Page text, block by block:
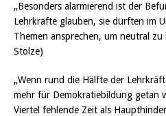
„Besonders alarmierend ist der
Lehrkräfte glauben, sie dürften im
Themen ansprechen, um neutral zu
Stolze)
„Wenn rund die Hälfte der
mehr für Demokratiebildung getan
Viertel fehlende Zeit als